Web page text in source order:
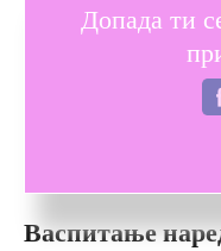
одговорности за себе.
када узме превише на
осетити као жртва је
ради уместо детета
Васпитање
Допада ти